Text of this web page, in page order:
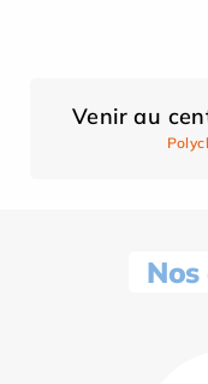
Venir au